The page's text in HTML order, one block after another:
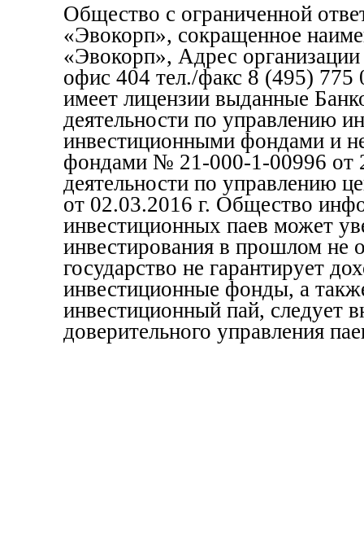
Общество с ограниченной
«Эвокорп», сокращенное
«Эвокорп», Адрес
офис 404 тел./факс 8 (495)
имеет лицензии выданные
деятельности по управлению
инвестиционными фондами и
фондами № 21-000-1-00996 от
деятельности по управлению
от 02.03.2016 г. Общество
инвестиционных паев может
инвестирования в прошлом не
государство не гарантирует
инвестиционные фонды, а
инвестиционный пай, следует
доверительного управления